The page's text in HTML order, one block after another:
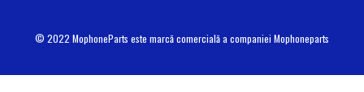
© 2022 MophoneParts este marcă comercială a companiei Mophoneparts